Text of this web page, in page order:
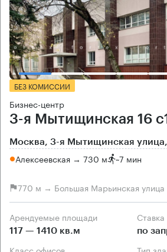
БЕЗ КОМИССИИ
Бизнес-центр
3-я Мытищинская 16
Москва, 3-я Мытищинская улица,
Алексеевская → 730 м ~7 мин
770 м → Большая Марьинская улица
Арендуемые площади
117 — 1410 кв.м по